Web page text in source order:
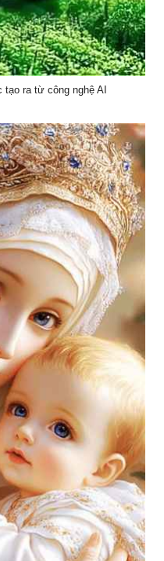
ra từ công nghệ AI